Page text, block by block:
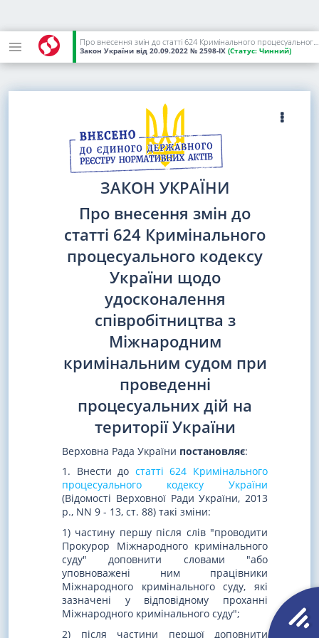
Про внесення змін до статті 624 Кримінального процесуального кодексу України щодо удосконалення співробітництва з Міжнародним кримінальним судом при проведенні процесуальних дій на території України
Закон України від 20.09.2022 № 2598-IX (Статус: Чинний)
ЗАКОН УКРАЇНИ
Про внесення змін до
статті 624 Кримінального
процесуального кодексу
України щодо
удосконалення
співробітництва з
Міжнародним
кримінальним судом при
проведенні
процесуальних дій на
території України
Верховна Рада України постановляє:
1. Внести до статті 624 Кримінального
процесуального кодексу України
(Відомості Верховної Ради України, 2013
р., NN 9 - 13, ст. 88) такі зміни:
1) частину першу після слів "проводити
Прокурор Міжнародного кримінального
суду" доповнити словами "або
уповноважені ним працівники
Міжнародного кримінального суду, які
зазначені у відповідному проханні
Міжнародного кримінального суду";
2) після частини першої доповнити